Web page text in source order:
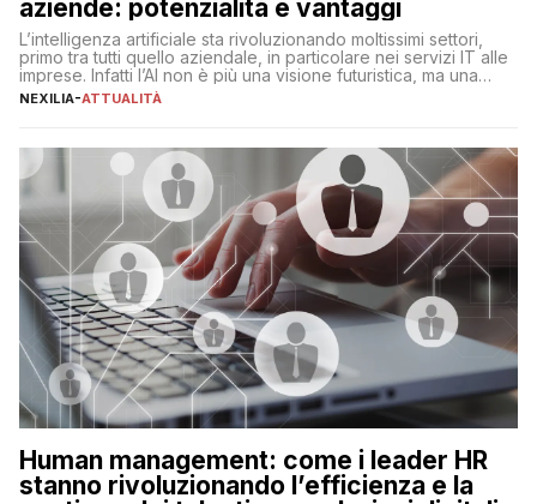
aziende: potenzialità e vantaggi
L’intelligenza artificiale sta rivoluzionando moltissimi settori,
primo tra tutti quello aziendale, in particolare nei servizi IT alle
imprese. Infatti l’AI non è più una visione futuristica, ma una
realtà operativa che sta portando a un cambio significativo in
operazioni, bensì comporta […]
NEXILIA-ATTUALITÀ
Human management: come i leader HR
stanno rivoluzionando l’efficienza e la